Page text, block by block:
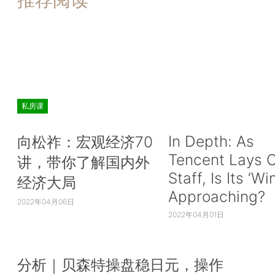
私房课
向松祚：宏观经济70
讲，带你了解国内外
经济大局
2022年04月06日
In Depth: As
Tencent Lays
Staff, Is Its
Approaching?
2022年04月01日
分析｜贝森特操盘稳日元，操作